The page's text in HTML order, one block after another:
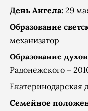
День Ангела: 29
Образование
механизатор
Образование
Радонежского –
Екатеринодарская
Семейное